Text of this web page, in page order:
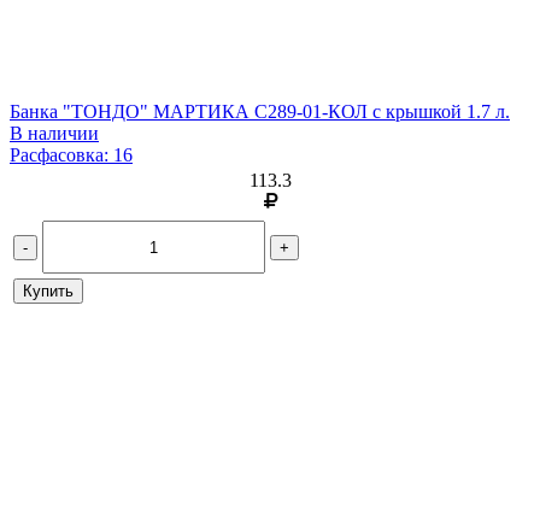
Банка "ТОНДО" МАРТИКА С289-01-КОЛ с крышкой 1.7 л.
В наличии
Расфасовка: 16
113.3
- +
Купить